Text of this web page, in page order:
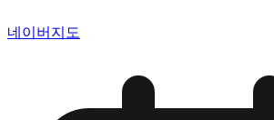
네이버지도